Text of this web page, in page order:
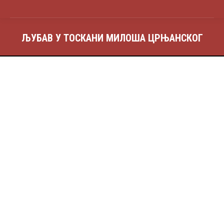
ЉУБАВ У ТОСКАНИ МИЛОША ЦРЊАНСКОГ